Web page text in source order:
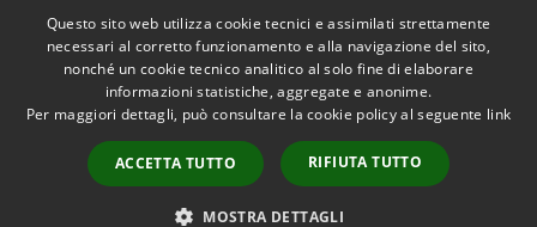
Accessibilità
Copyright © 2026 • Comune di
Castiglione delle Stiviere •
Powered byMunicipium
Accesso redazione
Questo sito web utilizza cookie tecnici e assimilati strettamente
necessari al corretto funzionamento e alla navigazione del sito,
nonché un cookie tecnico analitico al solo fine di elaborare
informazioni statistiche, aggregate e anonime.
Per maggiori dettagli, può consultare la cookie policy al seguente link
ACCETTA TUTTO RIFIUTA TUTTO
MOSTRA DETTAGLI